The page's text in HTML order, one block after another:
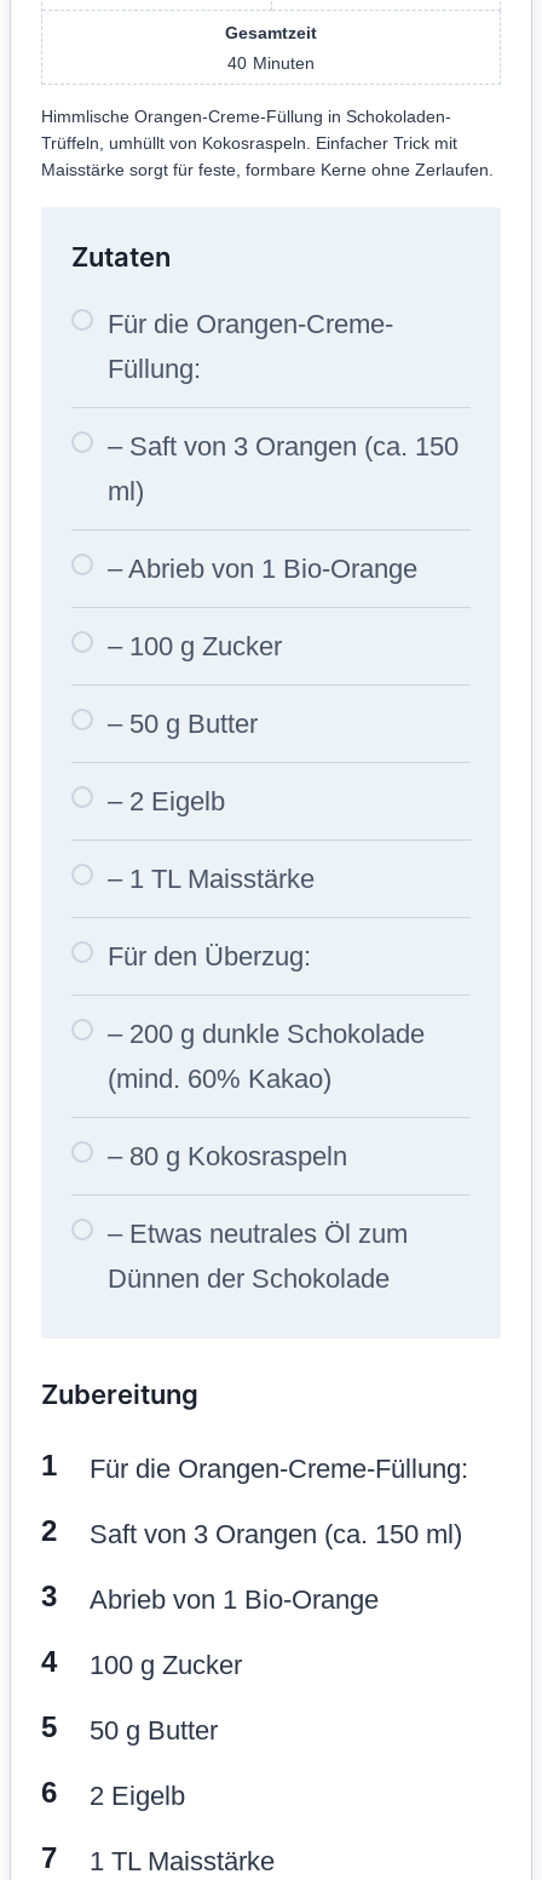
Gesamtzeit
40 Minuten
Himmlische Orangen-Creme-Füllung in Schokoladen-
Trüffeln, umhüllt von Kokosraspeln. Einfacher Trick mit
Maisstärke sorgt für feste, formbare Kerne ohne Zerlaufen.
Zutaten
Für die Orangen-Creme-
Füllung:
– Saft von 3 Orangen (ca. 150
ml)
– Abrieb von 1 Bio-Orange
– 100 g Zucker
– 50 g Butter
– 2 Eigelb
– 1 TL Maisstärke
Für den Überzug:
– 200 g dunkle Schokolade
(mind. 60% Kakao)
– 80 g Kokosraspeln
– Etwas neutrales Öl zum
Dünnen der Schokolade
Zubereitung
Für die Orangen-Creme-Füllung:
Saft von 3 Orangen (ca. 150 ml)
Abrieb von 1 Bio-Orange
100 g Zucker
50 g Butter
2 Eigelb
1 TL Maisstärke